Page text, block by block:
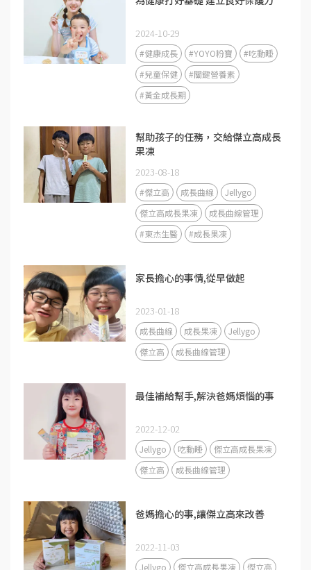
2024-10-29
#健康成長 #YOYO粉寶
#吃動睡
#兒童保健
#關鍵營養素
#黃金成長期
幫助孩子的任務，交給傑立高成長
果凍
2023-08-18
#傑立高 成長曲線
Jellygo
傑立高成長果凍
成長曲線管理
#東杰生醫
#成長果凍
家長擔心的事情,從早做起
2023-01-18
成長曲線 成長果凍
Jellygo
傑立高
成長曲線管理
最佳補給幫手,解決爸媽煩惱的事
2022-12-02
Jellygo 吃動睡
傑立高成長果凍
傑立高
成長曲線管理
爸媽擔心的事,讓傑立高來改善
2022-11-03
Jellygo 傑立高成長果凍
傑立高